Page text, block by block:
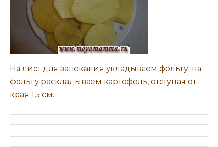
На лист для запекания укладываем фольгу. на
фольгу раскладываем картофель, отступая от
края 1,5 см.